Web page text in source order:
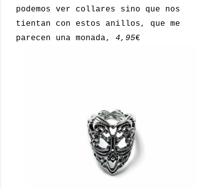
podemos ver collares sino que nos
tientan con estos anillos, que me
parecen una monada, 4,95€